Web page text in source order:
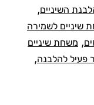
השיניים,
שיניים לשמירה
, משחת שיניים
פעיל להלבנה,